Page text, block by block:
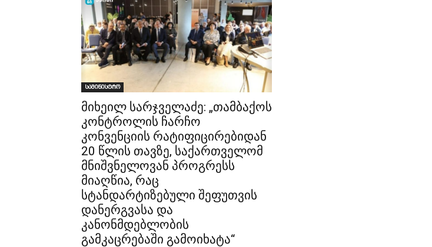
სამინისტრო
მიხეილ სარჯველაძე: „თამბაქოს
კონტროლის ჩარჩო
კონვენციის რატიფიცირებიდან
20 წლის თავზე, საქართველომ
მნიშვნელოვან პროგრესს
მიაღწია, რაც
სტანდარტიზებული შეფუთვის
დანერგვასა და
კანონმდებლობის
გამკაცრებაში გამოიხატა“